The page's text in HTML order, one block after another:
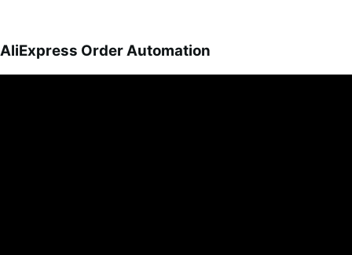
AliExpress Order Automation